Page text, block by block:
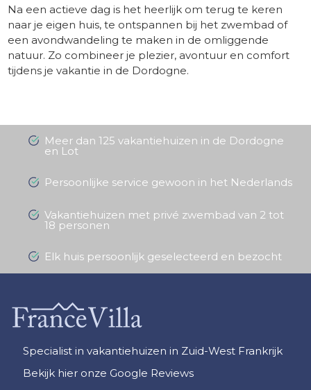
Na een actieve dag is het heerlijk om terug te keren
naar je eigen huis, te ontspannen bij het zwembad of
een avondwandeling te maken in de omliggende
natuur. Zo combineer je plezier, avontuur en comfort
tijdens je vakantie in de Dordogne.
Meer dan 125 vakantiehuizen in de Dordogne
en Lot
Persoonlijke service gewoon in het Nederlands
Vakantiehuizen met privé zwembad van 2 tot
18 personen
Elk huis persoonlijk geselecteerd en bezocht
Specialist in vakantiehuizen in Zuid-West Frankrijk
Bekijk hier onze Google Reviews